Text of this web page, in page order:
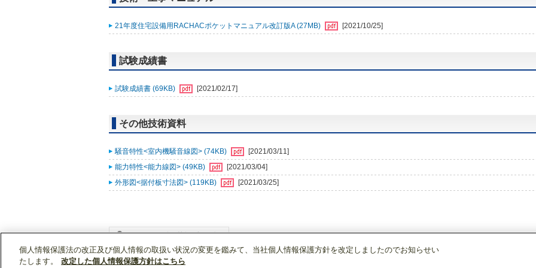
21年度住宅設備用RACHACポケットマニュアル改訂版A (27MB) [2021/10/25]
試験成績書
試験成績書 (69KB) [2021/02/17]
その他技術資料
騒音特性<室内機騒音線図> (74KB)
[2021/03/11]
能力特性<能力線図> (49KB)
[2021/03/04]
外形図<据付板寸法図> (119KB)
[2021/03/25]
WIN2Kトップ 製品情報
個人情報保護法の改正及び個人情報の取扱い状況の変更を鑑みて、当社個人情報保護方針を改定しましたのでお知らせい
たします。
改定した個人情報保護方針はこちら